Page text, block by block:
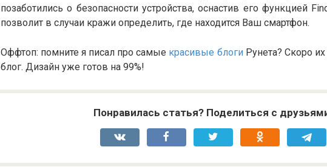
позаботились о безопасности устройства, оснастив его функцией
позволит в случаи кражи определить, где находится Ваш смартфон.
Оффтоп: помните я писал про самые красивые блогиРунета? Скоро
блог. Дизайн уже готов на 99%!
Понравилась статья? Поделиться с